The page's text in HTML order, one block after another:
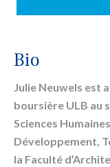
Bio
Julie Neuwels est
boursière ULB au
Sciences
Développement,
la Faculté